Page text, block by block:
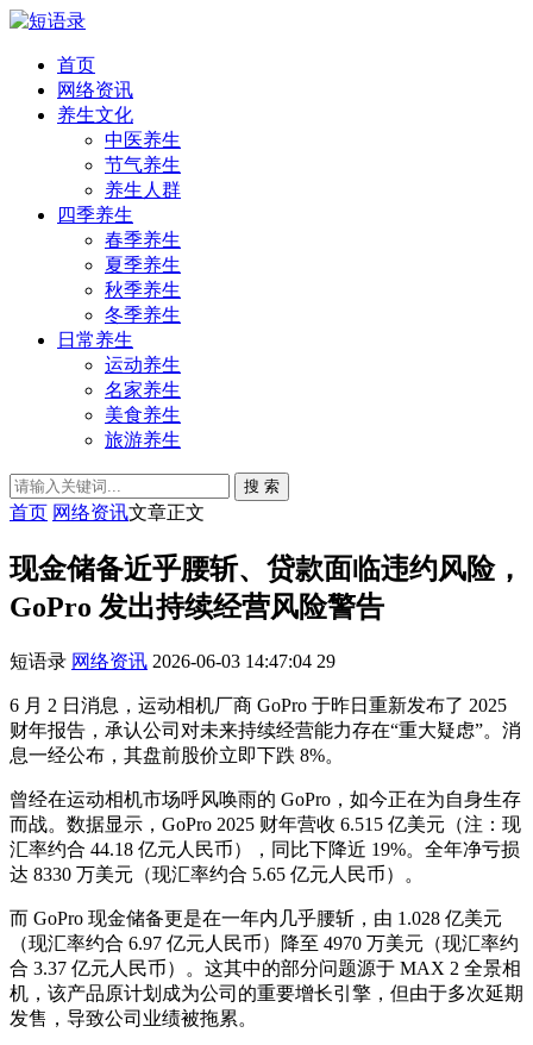
首页
网络资讯
养生文化
中医养生
节气养生
养生人群
四季养生
春季养生
夏季养生
秋季养生
冬季养生
日常养生
运动养生
名家养生
美食养生
旅游养生
搜 索
首页 网络资讯文章正文
现金储备近乎腰斩、贷款面临违约风险，
GoPro 发出持续经营风险警告
短语录 网络资讯 2026-06-03 14:47:04 29
6 月 2 日消息，运动相机厂商 GoPro 于昨日重新发布了 2025
财年报告，承认公司对未来持续经营能力存在“重大疑虑”。消
息一经公布，其盘前股价立即下跌 8%。
曾经在运动相机市场呼风唤雨的 GoPro，如今正在为自身生存
而战。数据显示，GoPro 2025 财年营收 6.515 亿美元（注：现
汇率约合 44.18 亿元人民币），同比下降近 19%。全年净亏损
达 8330 万美元（现汇率约合 5.65 亿元人民币）。
而 GoPro 现金储备更是在一年内几乎腰斩，由 1.028 亿美元
（现汇率约合 6.97 亿元人民币）降至 4970 万美元（现汇率约
合 3.37 亿元人民币）。这其中的部分问题源于 MAX 2 全景相
机，该产品原计划成为公司的重要增长引擎，但由于多次延期
发售，导致公司业绩被拖累。